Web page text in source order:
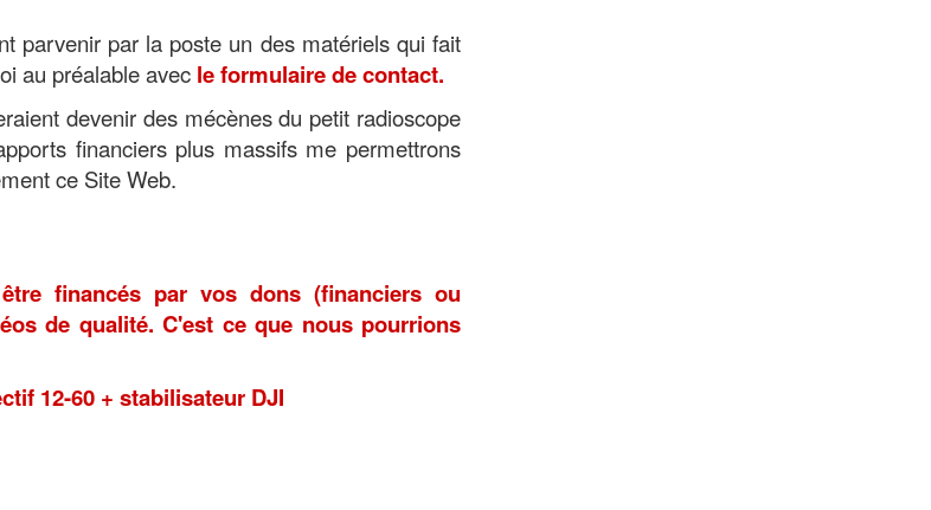
parvenir par la poste un des matériels qui fait
au préalable avec le formulaire de contact.
devenir des mécènes du petit radioscope
financiers plus massifs me permettrons
ce Site Web.
financés par vos dons (financiers ou
de qualité. C'est ce que nous pourrions
12-60 + stabilisateur DJI